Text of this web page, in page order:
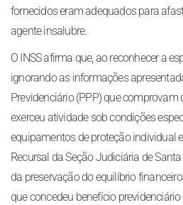
fornecidos eram adequados para
agente insalubre.
O INSS afirma que, ao reconhecer a
ignorando as informações
Previdenciário (PPP) que comprovam
exerceu atividade sob condições
equipamentos de proteção individual
Recursal da Seção Judiciária de
da preservação do equilíbrio
que concedeu benefício